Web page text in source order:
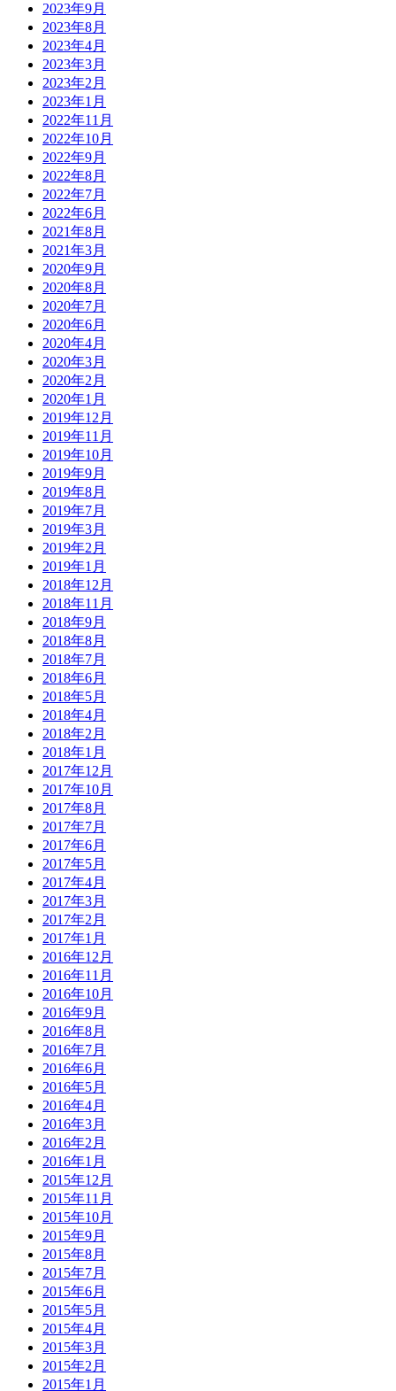
2023年9月
2023年8月
2023年4月
2023年3月
2023年2月
2023年1月
2022年11月
2022年10月
2022年9月
2022年8月
2022年7月
2022年6月
2021年8月
2021年3月
2020年9月
2020年8月
2020年7月
2020年6月
2020年4月
2020年3月
2020年2月
2020年1月
2019年12月
2019年11月
2019年10月
2019年9月
2019年8月
2019年7月
2019年3月
2019年2月
2019年1月
2018年12月
2018年11月
2018年9月
2018年8月
2018年7月
2018年6月
2018年5月
2018年4月
2018年2月
2018年1月
2017年12月
2017年10月
2017年8月
2017年7月
2017年6月
2017年5月
2017年4月
2017年3月
2017年2月
2017年1月
2016年12月
2016年11月
2016年10月
2016年9月
2016年8月
2016年7月
2016年6月
2016年5月
2016年4月
2016年3月
2016年2月
2016年1月
2015年12月
2015年11月
2015年10月
2015年9月
2015年8月
2015年7月
2015年6月
2015年5月
2015年4月
2015年3月
2015年2月
2015年1月